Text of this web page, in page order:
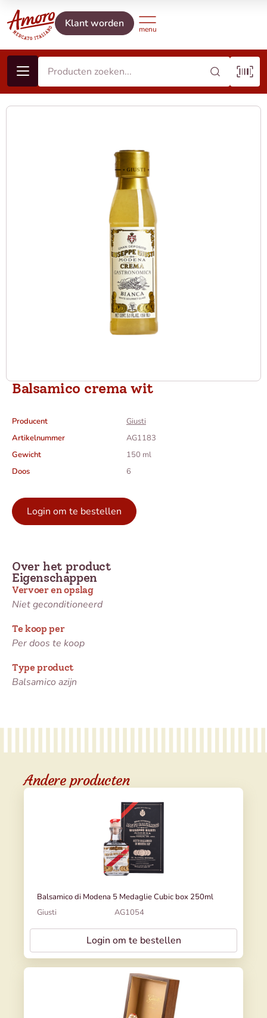
Klant worden
Balsamico crema wit
Producent
Giusti
Artikelnummer
AG1183
Gewicht
150 ml
Doos
6
Login om te bestellen
Eigenschappen
Vervoer en opslag
Niet geconditioneerd
Te koop per
Per doos te koop
Type product
Balsamico azijn
Over het product
Andere producten
Balsamico di Modena 5 Medaglie Cubic box 250ml
Giusti
AG1054
Login om te bestellen